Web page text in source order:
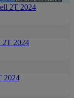
2T 2024
2T 2024
2024